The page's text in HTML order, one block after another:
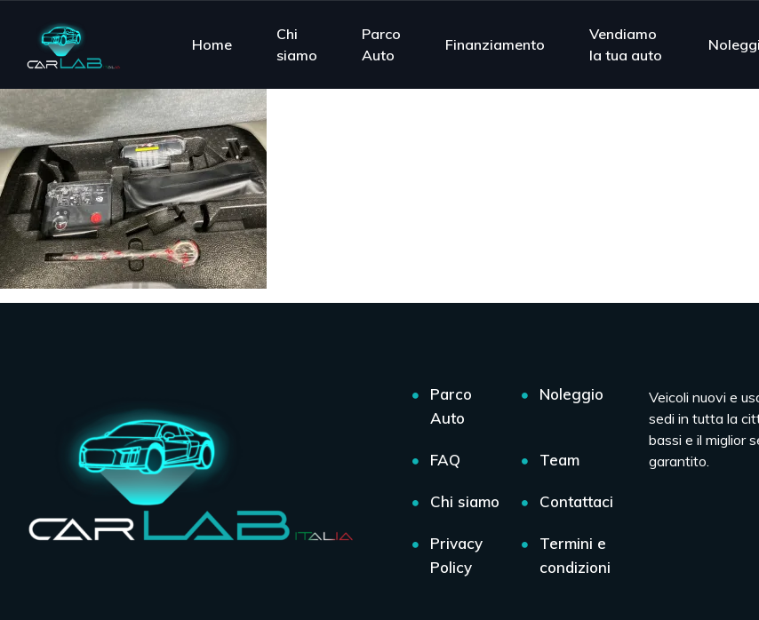
Home
Chi
siamo
Parco
Auto
Finanziamento
Vendiamo
la tua auto
Parco
Auto
Noleggio
FAQ Team
Chi siamo Contattaci
Privacy
Policy
Termini e
condizioni
Veicoli nuovi e
sedi in tutta la
bassi e il miglior
garantito.